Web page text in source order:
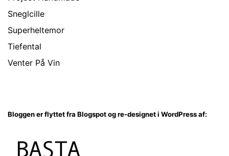
Sneglcille
Superheltemor
Tiefental
Venter På Vin
Bloggen er flyttet fra Blogspot og re-designet i WordPress af: